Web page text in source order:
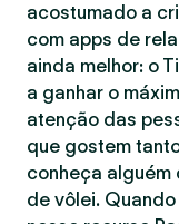
acostumado a
com apps de
ainda melhor: o
a ganhar o
atenção das
que gostem
conheça alguém
de vôlei.